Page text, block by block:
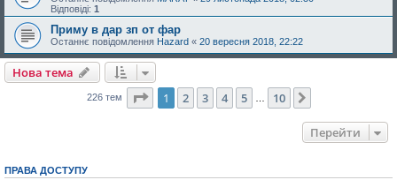
Відповіді: 1
Приму в дар зп от фар
Останнє повідомлення Hazard « 20 вересня 2018, 22:22
Нова тема
226 тем Сторінка1 10
1 2 3 4 5 10
Перейти
ПРАВА ДОСТУПУ